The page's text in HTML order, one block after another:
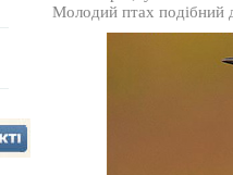
Молодий птах подібний